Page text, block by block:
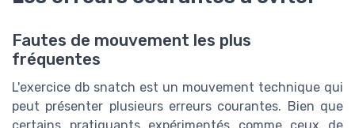
L'exercice db snatch est un mouvement technique qui
peut présenter plusieurs erreurs courantes. Bien que
certains pratiquants expérimentés comme ceux de
CrossFit Louvre
maîtrisent cet exercice, nombre de
personnes rencontrent des difficultés dans la mise en